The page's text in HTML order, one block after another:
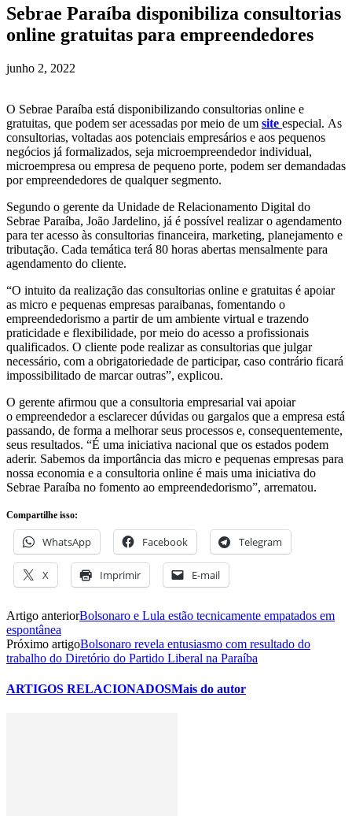
Sebrae Paraíba disponibiliza consultorias
online gratuitas para empreendedores
junho 2, 2022
O Sebrae Paraíba está disponibilizando consultorias online e
gratuitas, que podem ser acessadas por meio de um site especial. As
consultorias, voltadas aos potenciais empresários e aos pequenos
negócios já formalizados, seja microempreendedor individual,
microempresa ou empresa de pequeno porte, podem ser demandadas
por empreendedores de qualquer segmento.
Segundo o gerente da Unidade de Relacionamento Digital do
Sebrae Paraíba, João Jardelino, já é possível realizar o agendamento
para ter acesso às consultorias financeira, marketing, planejamento e
tributação. Cada temática terá 80 horas abertas mensalmente para
agendamento do cliente.
“O intuito da realização das consultorias online e gratuitas é apoiar
as micro e pequenas empresas paraibanas, fomentando o
empreendedorismo a partir de um ambiente virtual e trazendo
praticidade e flexibilidade, por meio do acesso a profissionais
qualificados. O cliente pode realizar as consultorias que julgar
necessário, com a obrigatoriedade de participar, caso contrário ficará
impossibilitado de marcar outras”, explicou.
O gerente afirmou que a consultoria empresarial vai apoiar
o empreendedor a esclarecer dúvidas ou gargalos que a empresa está
passando, de forma a melhorar seus processos e, consequentemente,
seus resultados. “É uma iniciativa nacional que os estados podem
aderir. Sabemos da importância das micro e pequenas empresas para
nossa economia e a consultoria online é mais uma iniciativa do
Sebrae Paraíba no fomento ao empreendedorismo”, arrematou.
Compartilhe isso:
WhatsApp Facebook Telegram
X Imprimir E-mail
Artigo anteriorBolsonaro e Lula estão tecnicamente empatados em
espontânea
Próximo artigoBolsonaro revela entusiasmo com resultado do
trabalho do Diretório do Partido Liberal na Paraíba
ARTIGOS RELACIONADOSMais do autor